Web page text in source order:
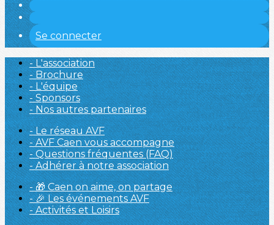
Se connecter
- L'association
- Brochure
- L'équipe
- Sponsors
- Nos autres partenaires
- Le réseau AVF
- AVF Caen vous accompagne
- Questions fréquentes (FAQ)
- Adhérer à notre association
- 🎁 Caen on aime, on partage
- 🎉 Les événements AVF
- Activités et Loisirs